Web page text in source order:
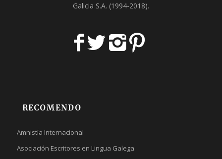
Galicia S.A. (1994-2018).
RECOMENDO
Amnistía Internacional
Asociación Escritores en Lingua Galega